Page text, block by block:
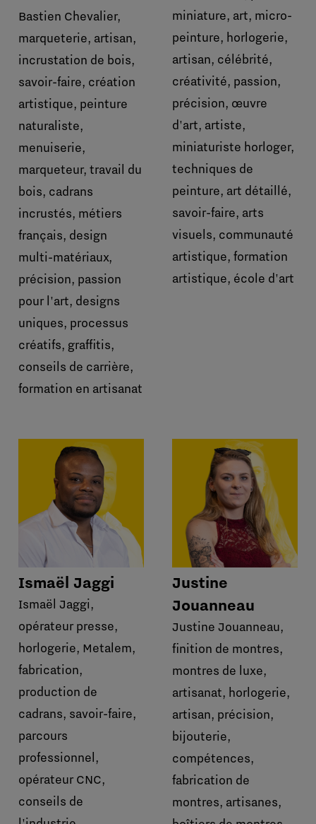
Bastien Chevalier,
marqueterie, artisan,
incrustation de bois,
savoir-faire, création
artistique, peinture
naturaliste,
menuiserie,
marqueteur, travail du
bois, cadrans
incrustés, métiers
français, design
multi-matériaux,
précision, passion
pour l'art, designs
uniques, processus
créatifs, graffitis,
conseils de carrière,
formation en artisanat
miniature, art, micro-
peinture, horlogerie,
artisan, célébrité,
créativité, passion,
précision, œuvre
d'art, artiste,
miniaturiste horloger,
techniques de
peinture, art détaillé,
savoir-faire, arts
visuels, communauté
artistique, formation
artistique, école d'art
Ismaël Jaggi
Ismaël Jaggi,
opérateur presse,
horlogerie, Metalem,
fabrication,
production de
cadrans, savoir-faire,
parcours
professionnel,
opérateur CNC,
conseils de
Justine
Jouanneau
Justine Jouanneau,
finition de montres,
montres de luxe,
artisanat, horlogerie,
artisan, précision,
bijouterie,
compétences,
fabrication de
montres, artisanes,